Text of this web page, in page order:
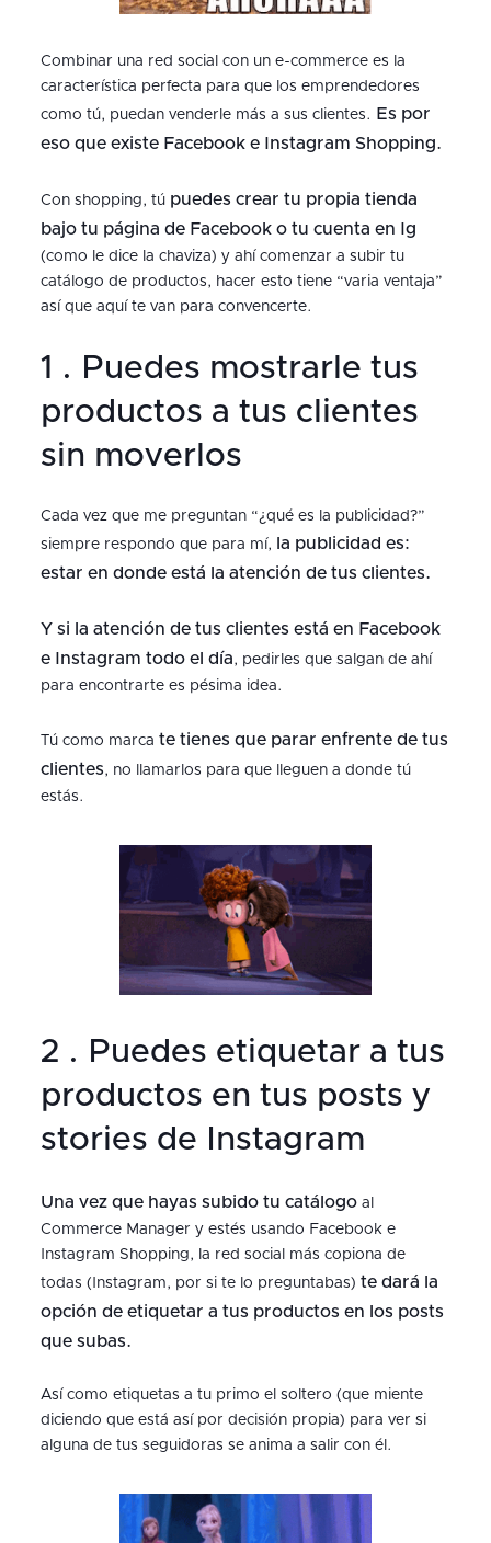
Combinar una red social con un e-commerce es la
característica perfecta para que los emprendedores
como tú, puedan venderle más a sus clientes.
Es por
eso que existe Facebook e Instagram Shopping.
Con shopping, tú puedes crear tu propia tienda
bajo tu página de Facebook o tu cuenta en Ig
(como le dice la chaviza) y ahí comenzar a subir tu
catálogo de productos, hacer esto tiene “varia ventaja”
así que aquí te van para convencerte.
1 . Puedes mostrarle tus
productos a tus clientes
sin moverlos
Cada vez que me preguntan “¿qué es la publicidad?”
siempre respondo que para mí,
la publicidad es:
estar en donde está la atención de tus clientes.
Y si la atención de tus clientes está en Facebook
e Instagram todo el día, pedirles que salgan de ahí
para encontrarte es pésima idea.
Tú como marca te tienes que parar enfrente de tus
clientes, no llamarlos para que lleguen a donde tú
estás.
2 . Puedes etiquetar a tus
productos en tus posts y
stories de Instagram
Una vez que hayas subido tu catálogoal
Commerce Manager y estés usando Facebook e
Instagram Shopping, la red social más copiona de
todas (Instagram, por si te lo preguntabas) te dará la
opción de etiquetar a tus productos en los posts
que subas.
Así como etiquetas a tu primo el soltero (que miente
diciendo que está así por decisión propia) para ver si
alguna de tus seguidoras se anima a salir con él.